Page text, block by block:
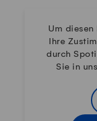
Um
Ihre
durch
Sie in